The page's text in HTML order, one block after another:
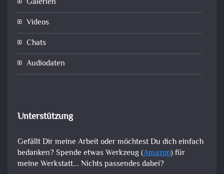
Videos
Chats
Audiodaten
Unterstützung
Gefällt Dir meine Arbeit oder möchtest Du dich einfach
bedanken? Spende etwas Werkzeug (Amazon) für
meine Werkstatt... Nichts passendes dabei?